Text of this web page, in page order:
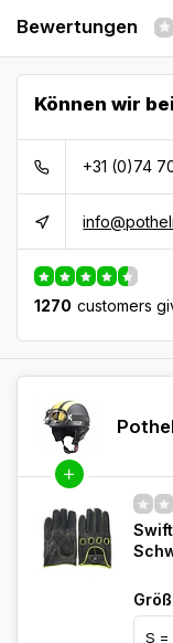
Bewertungen
Können wir
+31 (0)74
1270 customers